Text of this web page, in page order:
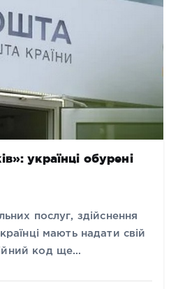
українці обурені
послуг, здійснення
мають надати свій
код ще…